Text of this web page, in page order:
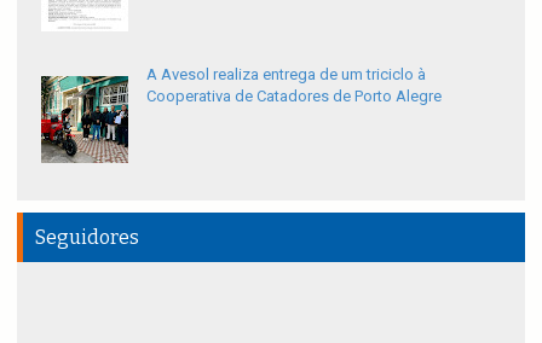
A Avesol realiza entrega de um triciclo à
Cooperativa de Catadores de Porto Alegre
Seguidores